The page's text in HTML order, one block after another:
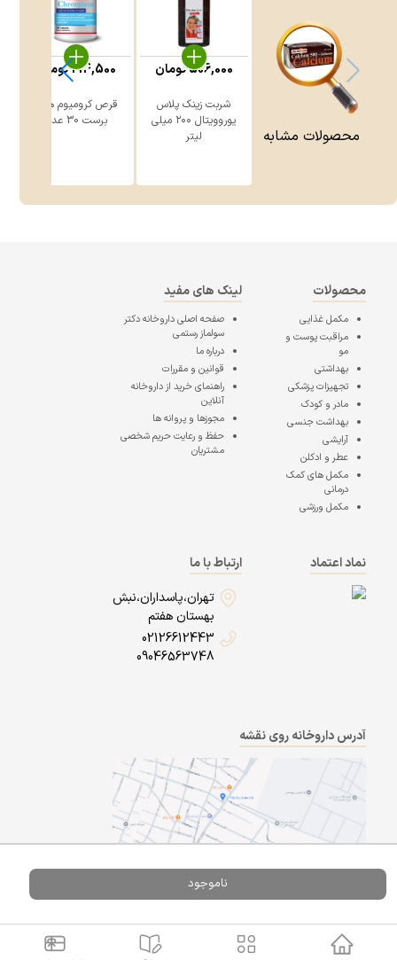
محصولات مشابه
شربت زینک پلاس
یوروویتال ۲۰۰ میلی
لیتر
506,000تومان
قرص کرومیوم هلث
برست 30 عدد
214,500تومان
ناموجود
محصولات
مکمل غذایی
مراقبت پوست و
مو
بهداشتی
تجهیزات پزشکی
مادر و کودک
بهداشت جنسی
آرایشی
عطر و ادکلن
مکمل های کمک
درمانی
مکمل ورزشی
لینک های مفید
صفحه اصلیداروخانه دکتر
سولماز رستمی
درباره ما
قوانین و مقررات
راهنمای خرید از داروخانه
آنلاین
مجوزها و پروانه ها
حفظ و رعایت حریم شخصی
مشتریان
نماد اعتماد
ارتباط با ما
تهران،پاسداران،نبش
بهستان هفتم
02126612443
09046563748
آدرس داروخانه روی نقشه
A Pluss
Powered By